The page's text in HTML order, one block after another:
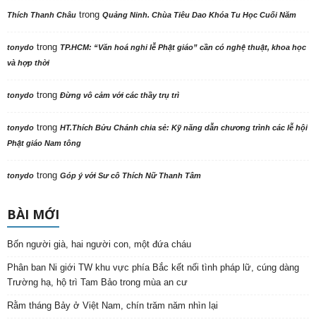
Thích Thanh Châu trong Quảng Ninh. Chùa Tiêu Dao Khóa Tu Học Cuối Năm
tonydo trong TP.HCM: “Văn hoá nghi lễ Phật giáo” cần có nghệ thuật, khoa học
và hợp thời
tonydo trong Đừng vô cảm với các thầy trụ trì
tonydo trong HT.Thích Bửu Chánh chia sẻ: Kỹ năng dẫn chương trình các lễ hội
Phật giáo Nam tông
tonydo trong Góp ý với Sư cô Thích Nữ Thanh Tâm
BÀI MỚI
Bốn người già, hai người con, một đứa cháu
Phân ban Ni giới TW khu vực phía Bắc kết nối tình pháp lữ, cúng dàng
Trường hạ, hộ trì Tam Bảo trong mùa an cư
Rằm tháng Bảy ở Việt Nam, chín trăm năm nhìn lại